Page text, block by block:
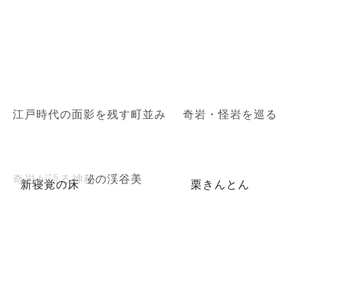
江戸時代の面影を残す町並み 奇岩・怪岩を巡る
新寝覚の床
奇岩が語る神秘の渓谷美 栗きんとん